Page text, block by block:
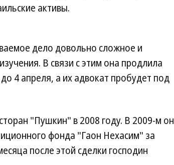
активы.
дело довольно сложное и
В связи с этим она продлила
4 апреля, а их адвокат пробудет под
"Пушкин" в 2008 году. В 2009-м он
фонда "Гаон Нехасим" за
после этой сделки господин